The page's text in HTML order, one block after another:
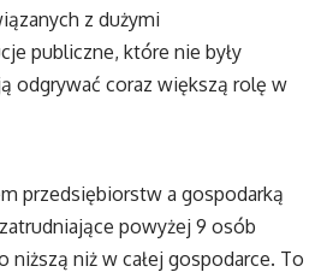
z dużymi
publiczne, które nie były
odgrywać coraz większą rolę w
przedsiębiorstw a gospodarką
powyżej 9 osób
niż w całej gospodarce. To